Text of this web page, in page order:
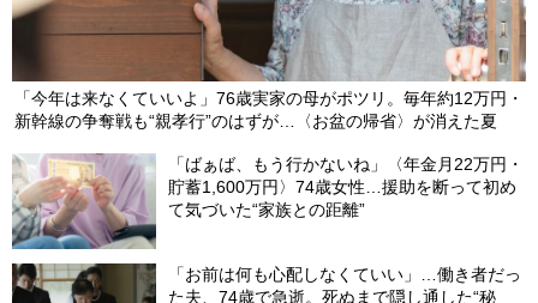
「今年は来なくていいよ」76歳実家の母がポツリ。毎年約12万円・
新幹線の争奪戦も“親孝行”のはずが…〈お盆の帰省〉が消えた夏
「ばぁば、もう行かないね」〈年金月22万円・
貯蓄1,600万円〉74歳女性…援助を断って初め
て気づいた“家族との距離”
「お前は何も心配しなくていい」…働き者だっ
た夫、74歳で急逝。死ぬまで隠し通した“秘